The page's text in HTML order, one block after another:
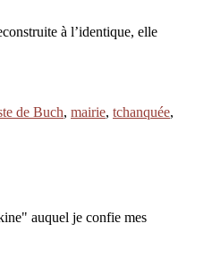
à l’identique, elle
de Buch, mairie, tchanquée,
auquel je confie mes